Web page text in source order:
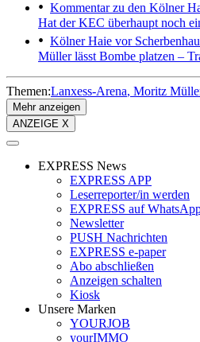
Kommentar zu den Kölner
Hat der KEC überhaupt noch
Kölner Haie vor
Müller lässt Bombe platzen –
Themen:Lanxess-Arena Moritz
Mehr anzeigen
ANZEIGE X
EXPRESS News
EXPRESS APP
Leserreporter/in werden
EXPRESS auf
Newsletter
PUSH Nachrichten
EXPRESS e-paper
Abo abschließen
Anzeigen schalten
Kiosk
Unsere Marken
YOURJOB
yourIMMO